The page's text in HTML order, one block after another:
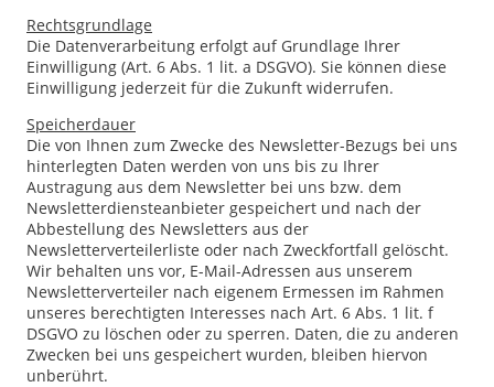
Rechtsgrundlage
Die Datenverarbeitung erfolgt auf Grundlage Ihrer
Einwilligung (Art. 6 Abs. 1 lit. a DSGVO). Sie können diese
Einwilligung jederzeit für die Zukunft widerrufen.
Speicherdauer
Die von Ihnen zum Zwecke des Newsletter-Bezugs bei uns
hinterlegten Daten werden von uns bis zu Ihrer
Austragung aus dem Newsletter bei uns bzw. dem
Newsletterdiensteanbieter gespeichert und nach der
Abbestellung des Newsletters aus der
Newsletterverteilerliste oder nach Zweckfortfall gelöscht.
Wir behalten uns vor, E-Mail-Adressen aus unserem
Newsletterverteiler nach eigenem Ermessen im Rahmen
unseres berechtigten Interesses nach Art. 6 Abs. 1 lit. f
DSGVO zu löschen oder zu sperren. Daten, die zu anderen
Zwecken bei uns gespeichert wurden, bleiben hiervon
unberührt.